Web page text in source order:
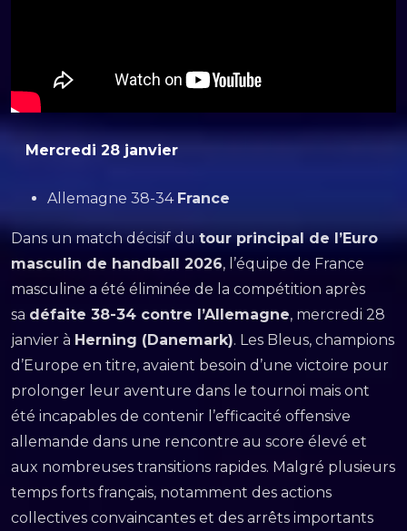
Mercredi 28 janvier
Allemagne 38-34 France
Dans un match décisif du tour principal de l’Euro
masculin de handball 2026, l’équipe de France
masculine a été éliminée de la compétition après
sa défaite 38-34 contre l’Allemagne, mercredi 28
janvier à Herning (Danemark). Les Bleus, champions
d’Europe en titre, avaient besoin d’une victoire pour
prolonger leur aventure dans le tournoi mais ont
été incapables de contenir l’efficacité offensive
allemande dans une rencontre au score élevé et
aux nombreuses transitions rapides. Malgré plusieurs
temps forts français, notamment des actions
collectives convaincantes et des arrêts importants